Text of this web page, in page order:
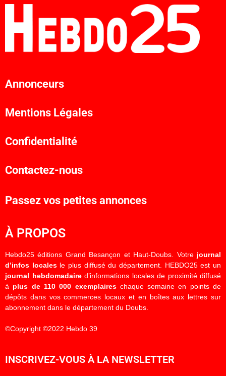
Annonceurs
Mentions Légales
Confidentialité
Contactez-nous
Passez vos petites annonces
À PROPOS
Hebdo25 éditions Grand Besançon et Haut-Doubs. Votre journal
d’infos localesle plus diffusé du département. HEBDO25 est un
journal hebdomadaired’informations locales de proximité diffusé
à plus de 110 000 exemplaireschaque semaine en points de
dépôts dans vos commerces locaux et en boîtes aux lettres sur
abonnement dans le département du Doubs.
©Copyright ©2022 Hebdo 39
INSCRIVEZ-VOUS À LA NEWSLETTER